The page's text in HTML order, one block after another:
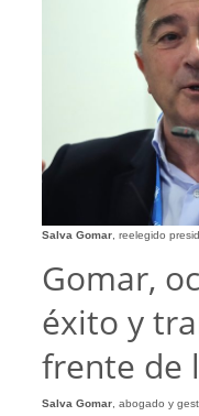
Salva Gomar, reelegido
Gomar,
éxito y
frente de
Salva Gomar, abogado y